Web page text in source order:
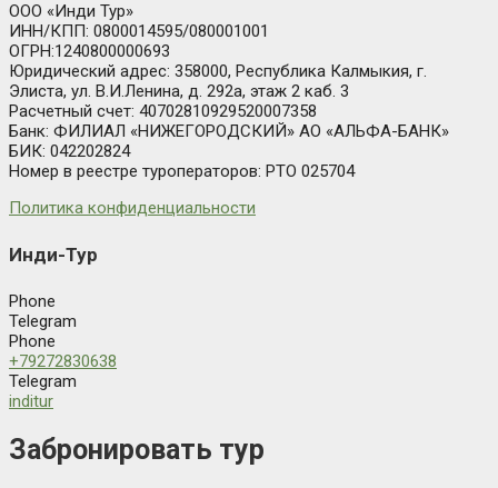
ООО «Инди Тур»
ИНН/КПП: 0800014595/080001001
ОГРН:1240800000693
Юридический адрес: 358000, Республика Калмыкия, г.
Элиста, ул. В.И.Ленина, д. 292а, этаж 2 каб. 3
Расчетный счет: 40702810929520007358
Банк: ФИЛИАЛ «НИЖЕГОРОДСКИЙ» АО «АЛЬФА-БАНК»
БИК: 042202824
Номер в реестре туроператоров: РТО 025704
Политика конфиденциальности
Инди-Тур
Phone
Telegram
Phone
+79272830638
Telegram
inditur
Забронировать тур